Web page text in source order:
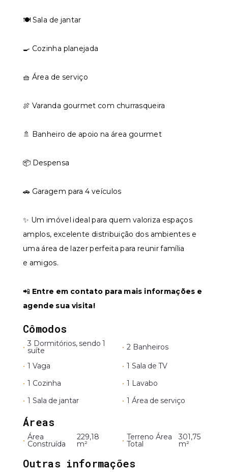
🍽️ Sala de jantar
🍳 Cozinha planejada
🧺 Área de serviço
🍖 Varanda gourmet com churrasqueira
🚿 Banheiro de apoio na área gourmet
📦 Despensa
🚗 Garagem para 4 veículos
✨ Um imóvel ideal para quem valoriza espaços
amplos, excelente distribuição dos ambientes e
uma área de lazer perfeita para reunir família
e amigos.
📲 Entre em contato para mais informações e
agende sua visita!
Cômodos
• 3 Dormitórios, sendo 1
suíte • 2 Banheiros
• 1 Vaga • 1 Sala de TV
• 1 Cozinha • 1 Lavabo
• 1 Sala de jantar • 1 Área de serviço
Áreas
• Área
Construída
229,18
m² • Terreno Área
Total
301,75
m²
Outras informações